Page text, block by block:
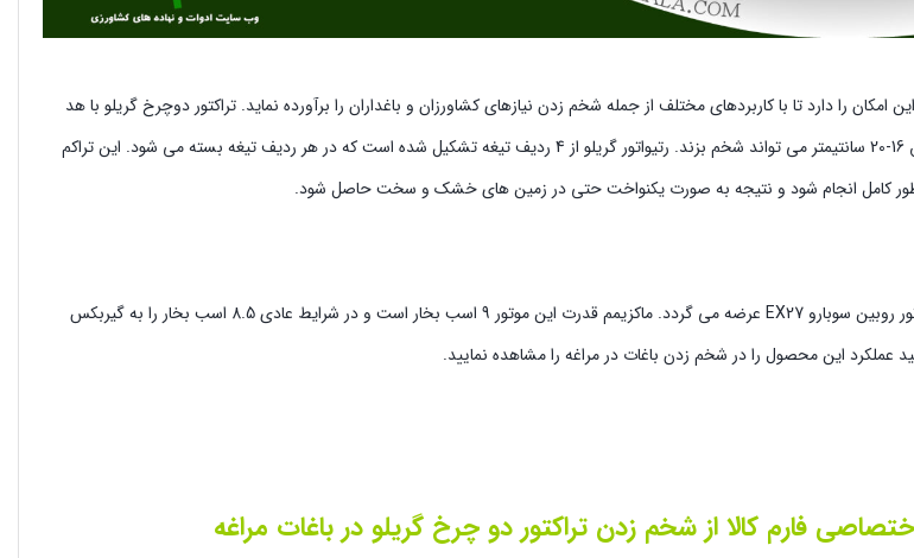
این امکان را دارد تا با کاربردهای مختلف از جمله شخم زدن نیازهای کشاورزان و باغداران را برآورده نماید. تراکتور دوچرخ گریلو با هد
شخم زن، عرض 70 سانتیمتر را به عمق 16-20 سانتیمتر می تواند شخم بزند. رتیواتور گریلو از 4 ردیف تیغه تشکیل شده است که در هر ردیف تیغه بسته می شود. این تراکم
کامل انجام شود و نتیجه به صورت یکنواخت حتی در زمین های خشک و سخت حاصل شود.
تراکتور دو چرخ گریلو مدل G85 با موتور روبین سوبارو EX27 عرضه می گردد. ماکزیمم قدرت این موتور 9 اسب بخار است و در شرایط عادی 8.5 اسب بخار را به گیربکس
عملکرد این محصول را در شخم زدن باغات در مراغه را مشاهده نمایید.
فارم کالا از شخم زدن تراکتور دو چرخ گریلو در باغات مراغه